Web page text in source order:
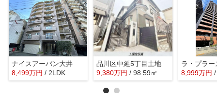
ナイスアーバン大井
8,499万円 / 2LDK
品川区中延5丁目土地
9,380万円 / 98.59㎡ 8,999万円